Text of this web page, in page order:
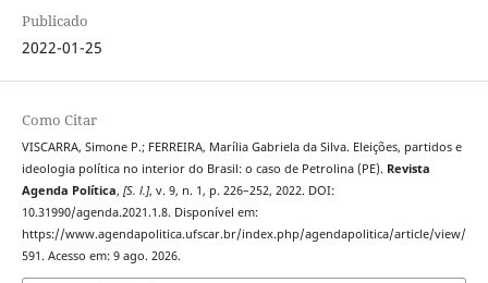
Publicado
2022-01-25
Como Citar
VISCARRA, Simone P.; FERREIRA, Marília Gabriela da Silva. Eleições, partidos e
ideologia política no interior do Brasil: o caso de Petrolina (PE). Revista
Agenda Política, [S. l.], v. 9, n. 1, p. 226–252, 2022. DOI:
10.31990/agenda.2021.1.8. Disponível em:
https://www.agendapolitica.ufscar.br/index.php/agendapolitica/article/view/
591. Acesso em: 9 ago. 2026.